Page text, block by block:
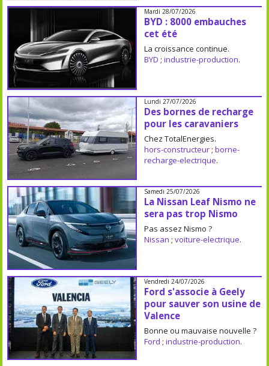
Mardi 28/07/2026
BYD : 8000 embauches
cet été
La croissance continue.
BYD ; industrie-production.
Lundi 27/07/2026
Des bornes de recharge
pour les caravaniers
Chez TotalEnergies.
hors-constructeur; borne-
recharge-electrique.
Samedi 25/07/2026
La Nissan Leaf Nismo ne
sera pas trop Nismo
Pas assez Nismo ?
Nissan ; voiture-electrique.
Vendredi 24/07/2026
Ford s'associe à Geely
pour sauver son usine de
Valence
Bonne ou mauvaise nouvelle ?
Ford ; industrie-production.